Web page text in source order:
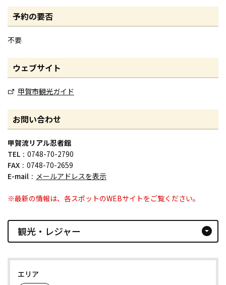
予約の要否
不要
ウェブサイト
甲賀市観光ガイド
お問い合わせ
甲賀流リアル忍者館
TEL
0748-70-2790
FAX
0748-70-2659
E-mail
メールアドレスを表示
※最新の情報は、各スポットのWEBサイトをご覧ください。
観光・レジャー arrow_drop_down_circle
エリア